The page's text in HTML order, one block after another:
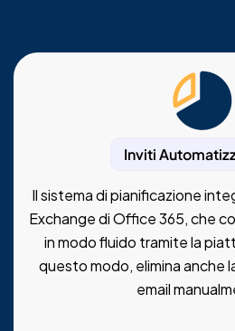
Inviti
Il sistema di pianificazione
Exchange di Office 365, che
in modo fluido tramite la
questo modo, elimina anche
email